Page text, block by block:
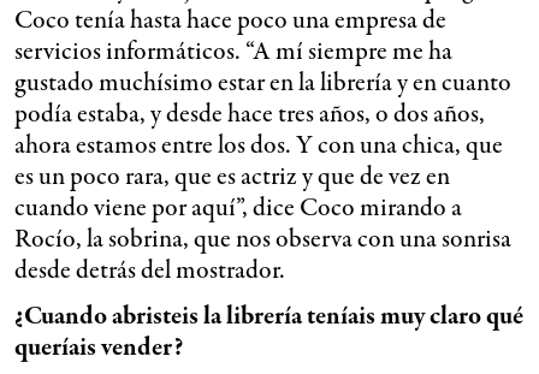
Coco tenía hasta hace poco una empresa de
servicios informáticos. “A mí siempre me ha
gustado muchísimo estar en la librería y en cuanto
podía estaba, y desde hace tres años, o dos años,
ahora estamos entre los dos. Y con una chica, que
es un poco rara, que es actriz y que de vez en
cuando viene por aquí”, dice Coco mirando a
Rocío, la sobrina, que nos observa con una sonrisa
desde detrás del mostrador.
¿Cuando abristeis la librería teníais muy claro qué
queríais vender?